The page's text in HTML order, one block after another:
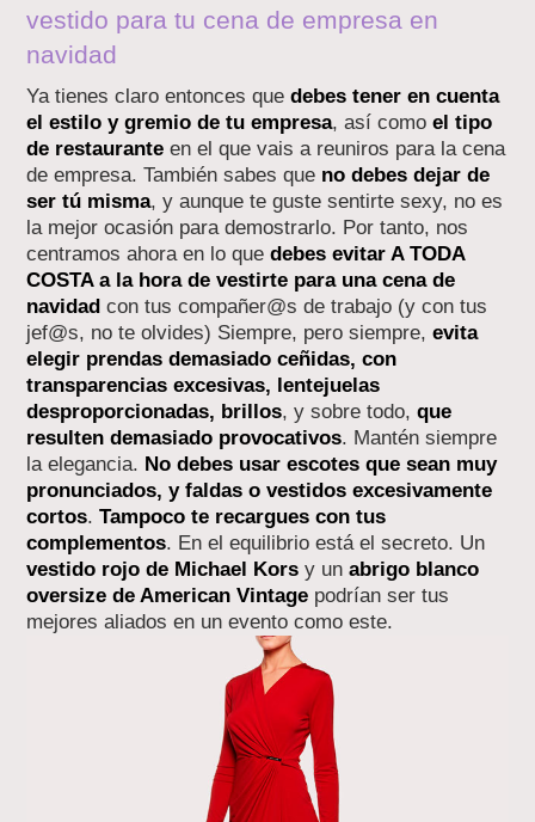
vestido para tu cena de empresa en
navidad
Ya tienes claro entonces quedebes tener en cuenta
el estilo y gremio de tu empresa, así comoel tipo
de restaurante en el que vais a reuniros para la cena
de empresa. También sabes que no debes dejar de
ser tú misma, y aunque te guste sentirte sexy, no es
la mejor ocasión para demostrarlo. Por tanto, nos
centramos ahora en lo quedebes evitar A TODA
COSTA a la hora de vestirte para una cena de
navidadcon tus compañer@s de trabajo (y con tus
jef@s, no te olvides) Siempre, pero siempre,evita
elegir prendas demasiado ceñidas, con
transparencias excesivas, lentejuelas
desproporcionadas, brillos, y sobre todo,que
resulten demasiado provocativos. Mantén siempre
la elegancia. No debes usar escotes que sean muy
pronunciados, y faldas o vestidos excesivamente
cortos.Tampoco te recargues con tus
complementos. En el equilibrio está el secreto. Un
vestido rojo de Michael Kors y unabrigo blanco
oversize de American Vintage podrían ser tus
mejores aliados en un evento como este.